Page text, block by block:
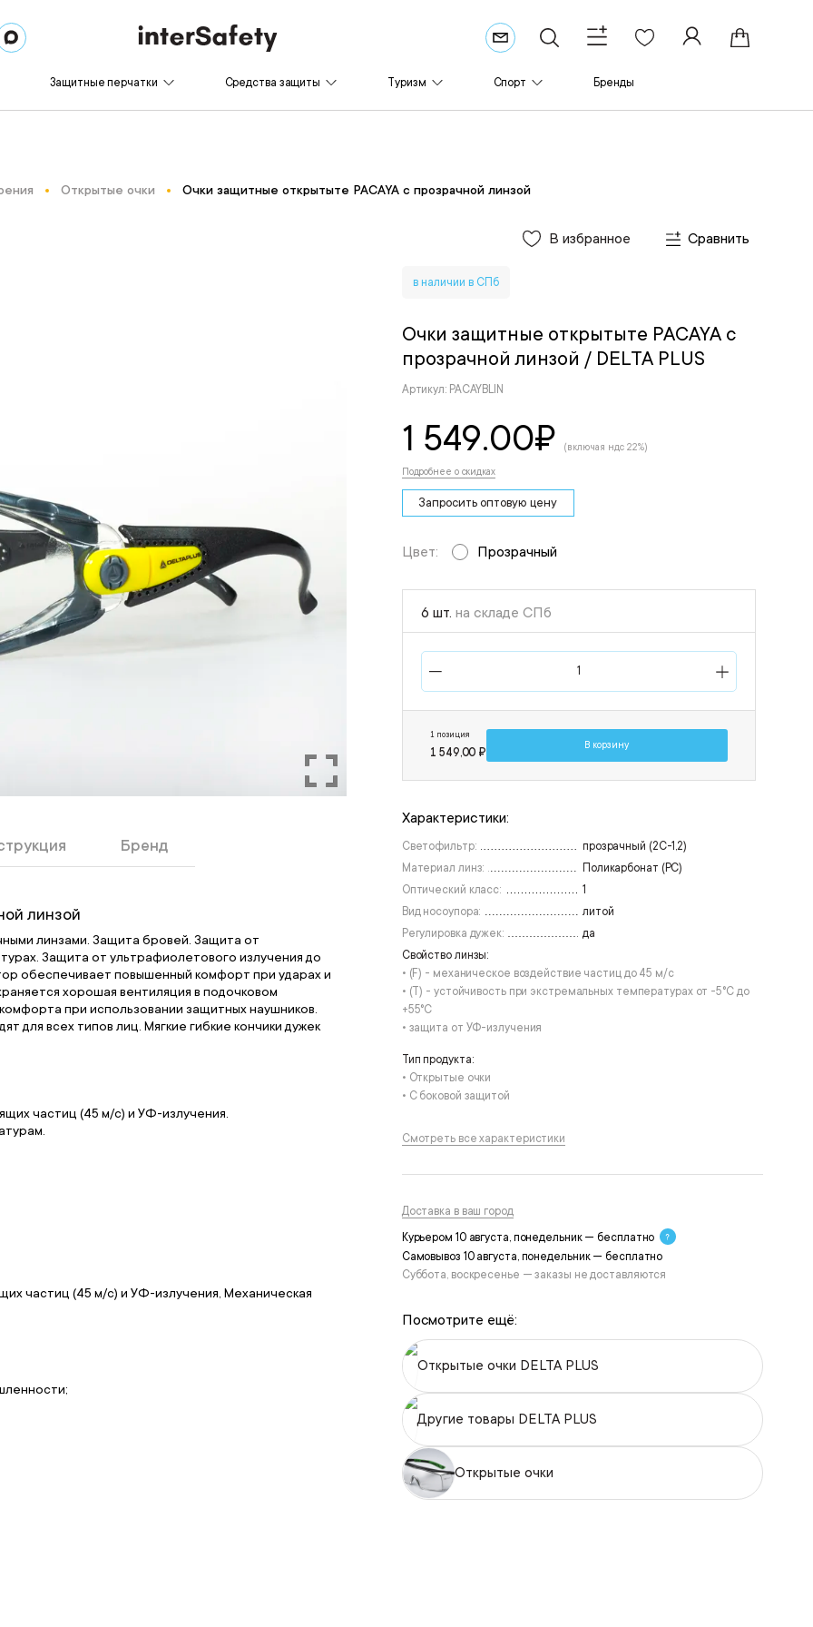
Защитные перчатки Средства защиты Туризм Спорт Бренды
Открытые очки Очки защитные открытыте PACAYA с прозрачной линзой
В избранное Сравнить
Бренд
линзой
линзами. Защита бровей. Защита от
Защита от ультрафиолетового излучения до
обеспечивает повышенный комфорт при ударах и
хорошая вентиляция в подочковом
при использовании защитных наушников.
для всех типов лиц. Мягкие гибкие кончики дужек
частиц (45 м/с) и УФ-излучения.
частиц (45 м/с) и УФ-излучения, Механическая
в наличии в СПб
Очки защитные открытыте PACAYA с
прозрачной линзой / DELTA PLUS
Артикул: PACAYBLIN
1 549.00₽ (включая ндс 22%)
Подробнее о скидках
Запросить оптовую цену
Цвет: Прозрачный
6 шт. на складе СПб
1 позиция
1 549,00 ₽
В корзину
Характеристики:
Светофильтр:
прозрачный (2С-1,2)
Материал линз:
Поликарбонат (РС)
Оптический класс:
1
Вид носоупора:
литой
Регулировка дужек:
да
Свойство линзы:
• (F) - механическое воздействие частиц до 45 м/с
• (T) - устойчивость при экстремальных температурах от -5°С до
+55°С
• защита от УФ-излучения
Тип продукта:
• Открытые очки
• С боковой защитой
Смотреть все характеристики
Доставка в ваш город
Курьером 10 августа, понедельник — бесплатно
Самовывоз 10 августа, понедельник — бесплатно
Суббота, воскресенье — заказы не доставляются
Посмотрите ещё:
Открытые очки DELTA PLUS
Другие товары DELTA PLUS
Открытые очки